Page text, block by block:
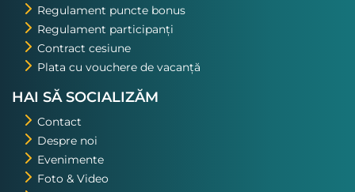
Regulament puncte bonus
Regulament participanți
Contract cesiune
Plata cu vouchere de vacanță
HAI SĂ SOCIALIZĂM
Contact
Despre noi
Evenimente
Foto & Video